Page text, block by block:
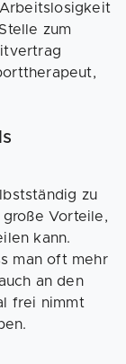
zum
zu
Vorteile,
kann.
man oft mehr
an den
frei nimmt